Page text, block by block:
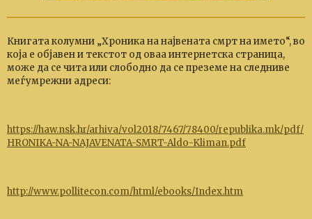
Книгата колумни „Хроника на највената смрт на името“, во
која е објавен и текстот од оваа интернетска страница,
може да сe чита или слободно да сe преземе на следниве
меѓумрежни адреси:
https://haw.nsk.hr/arhiva/vol2018/7467/78400/republika.mk/pdf/
HRONIKA-NA-NAJAVENATA-SMRT-Aldo-Kliman.pdf
http://www.pollitecon.com/html/ebooks/Index.htm